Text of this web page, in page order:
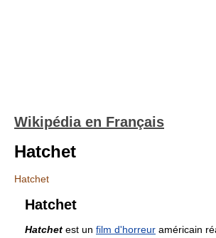
Wikipédia en Français
Hatchet
Hatchet
Hatchet
Hatchet est un film d'horreur américain